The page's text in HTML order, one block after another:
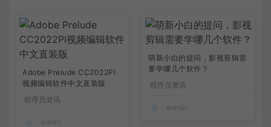
Adobe Prelude CC2022Pl
视频编辑软件中文直装版
程序员资讯
admin
萌新小白的提问，影视剪辑需
要学哪几个软件？
程序员资讯
admin